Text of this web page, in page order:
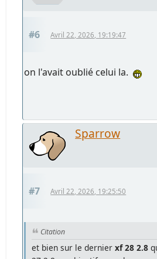
#6 Avril 22, 2026, 19:19:47
on l'avait oublié celui la.
Sparrow
#7 Avril 22, 2026, 19:25:50
Citation
et bien sur le dernierxf 28 2.8